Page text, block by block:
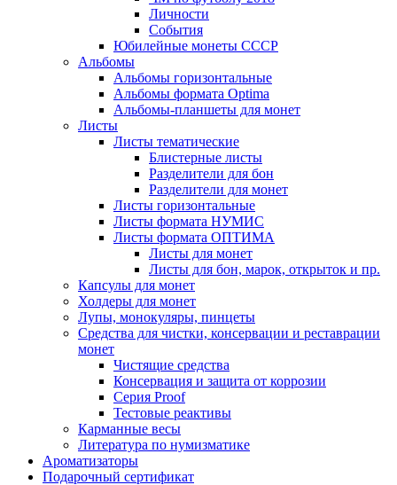
Личности
События
Юбилейные монеты СССР
Альбомы
Альбомы горизонтальные
Альбомы формата Optima
Альбомы-планшеты для монет
Листы
Листы тематические
Блистерные листы
Разделители для бон
Разделители для монет
Листы горизонтальные
Листы формата НУМИС
Листы формата ОПТИМА
Листы для монет
Листы для бон, марок, открыток и пр.
Капсулы для монет
Холдеры для монет
Лупы, монокуляры, пинцеты
Средства для чистки, консервации и реставрации
монет
Чистящие средства
Консервация и защита от коррозии
Серия Proof
Тестовые реактивы
Карманные весы
Литература по нумизматике
Ароматизаторы
Подарочный сертификат